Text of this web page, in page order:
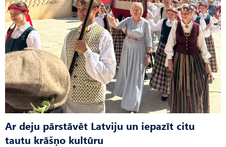
Ar deju pārstāvēt Latviju un iepazīt citu
tautu krāšņo kultūru